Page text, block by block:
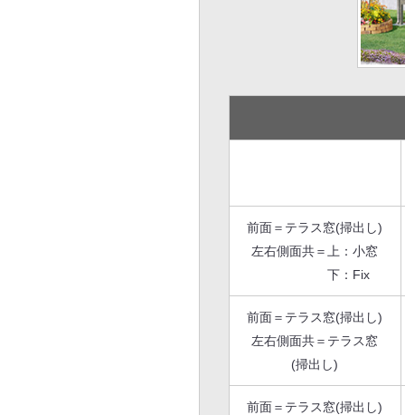
前面＝テラス窓(掃出し)
左右側面共＝上：小窓
下：Fix
前面＝テラス窓(掃出し)
左右側面共＝テラス窓
(掃出し)
前面＝テラス窓(掃出し)